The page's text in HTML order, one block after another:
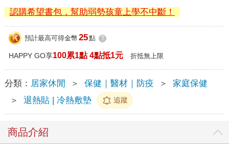
認購希望書包，幫助弱勢孩童上學不中斷！
預計最高可得金幣 25點 ?
HAPPY GO享100累1點 4點抵1元 折抵無上限
分類： 居家休閒 ＞ 保健｜醫材｜防疫 ＞
家庭保健
＞
退熱貼 | 冷熱敷墊 追蹤
商品介紹